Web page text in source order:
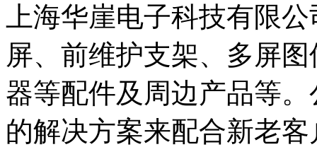
上海华崖电子科技有限
屏、前维护支架、多屏
器等配件及周边产品等
的解决方案来配合新老